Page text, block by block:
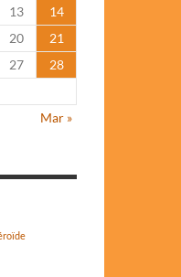
13
14
20
21
27
28
Mar »